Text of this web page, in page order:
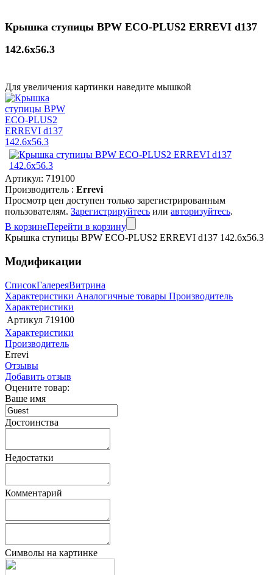
Крышка ступицы BPW ECO-PLUS2 ERREVI d137
142.6x56.3
Для увеличения картинки наведите мышкой
Артикул: 719100
Производитель : Errevi
Просмотр цен доступен только зарегистрированным
пользователям. Зарегистрируйтесь или авторизуйтесь.
В корзинеПерейти в корзину
Крышка ступицы BPW ECO-PLUS2 ERREVI d137 142.6x56.3
Модификации
СписокГалереяВитрина
Характеристики Аналогичные товары Производитель
Характеристики
Артикул 719100
Характеристики
Производитель
Errevi
Отзывы
Добавить отзыв
Оцените товар:
Ваше имя
Достоинства
Недостатки
Комментарий
Символы на картинке